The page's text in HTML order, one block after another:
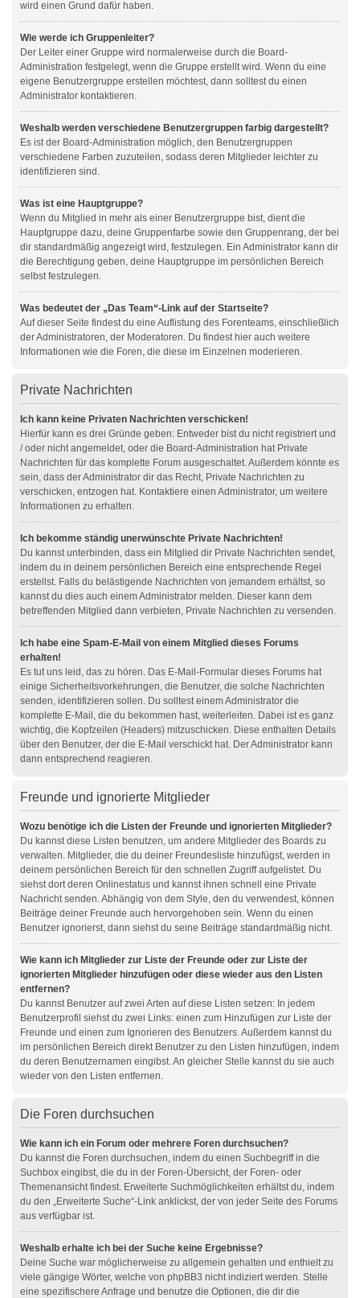
wird einen Grund dafür haben.
Wie werde ich Gruppenleiter?
Der Leiter einer Gruppe wird normalerweise durch die Board-
Administration festgelegt, wenn die Gruppe erstellt wird. Wenn du eine
eigene Benutzergruppe erstellen möchtest, dann solltest du einen
Administrator kontaktieren.
Weshalb werden verschiedene Benutzergruppen farbig dargestellt?
Es ist der Board-Administration möglich, den Benutzergruppen
verschiedene Farben zuzuteilen, sodass deren Mitglieder leichter zu
identifizieren sind.
Was ist eine Hauptgruppe?
Wenn du Mitglied in mehr als einer Benutzergruppe bist, dient die
Hauptgruppe dazu, deine Gruppenfarbe sowie den Gruppenrang, der bei
dir standardmäßig angezeigt wird, festzulegen. Ein Administrator kann dir
die Berechtigung geben, deine Hauptgruppe im persönlichen Bereich
selbst festzulegen.
Was bedeutet der „Das Team“-Link auf der Startseite?
Auf dieser Seite findest du eine Auflistung des Forenteams, einschließlich
der Administratoren, der Moderatoren. Du findest hier auch weitere
Informationen wie die Foren, die diese im Einzelnen moderieren.
Private Nachrichten
Ich kann keine Privaten Nachrichten verschicken!
Hierfür kann es drei Gründe geben: Entweder bist du nicht registriert und
/ oder nicht angemeldet, oder die Board-Administration hat Private
Nachrichten für das komplette Forum ausgeschaltet. Außerdem könnte es
sein, dass der Administrator dir das Recht, Private Nachrichten zu
verschicken, entzogen hat. Kontaktiere einen Administrator, um weitere
Informationen zu erhalten.
Ich bekomme ständig unerwünschte Private Nachrichten!
Du kannst unterbinden, dass ein Mitglied dir Private Nachrichten sendet,
indem du in deinem persönlichen Bereich eine entsprechende Regel
erstellst. Falls du belästigende Nachrichten von jemandem erhältst, so
kannst du dies auch einem Administrator melden. Dieser kann dem
betreffenden Mitglied dann verbieten, Private Nachrichten zu versenden.
Ich habe eine Spam-E-Mail von einem Mitglied dieses Forums
erhalten!
Es tut uns leid, das zu hören. Das E-Mail-Formular dieses Forums hat
einige Sicherheitsvorkehrungen, die Benutzer, die solche Nachrichten
senden, identifizieren sollen. Du solltest einem Administrator die
komplette E-Mail, die du bekommen hast, weiterleiten. Dabei ist es ganz
wichtig, die Kopfzeilen (Headers) mitzuschicken. Diese enthalten Details
über den Benutzer, der die E-Mail verschickt hat. Der Administrator kann
dann entsprechend reagieren.
Freunde und ignorierte Mitglieder
Wozu benötige ich die Listen der Freunde und ignorierten Mitglieder?
Du kannst diese Listen benutzen, um andere Mitglieder des Boards zu
verwalten. Mitglieder, die du deiner Freundesliste hinzufügst, werden in
deinem persönlichen Bereich für den schnellen Zugriff aufgelistet. Du
siehst dort deren Onlinestatus und kannst ihnen schnell eine Private
Nachricht senden. Abhängig von dem Style, den du verwendest, können
Beiträge deiner Freunde auch hervorgehoben sein. Wenn du einen
Benutzer ignorierst, dann siehst du seine Beiträge standardmäßig nicht.
Wie kann ich Mitglieder zur Liste der Freunde oder zur Liste der
ignorierten Mitglieder hinzufügen oder diese wieder aus den Listen
entfernen?
Du kannst Benutzer auf zwei Arten auf diese Listen setzen: In jedem
Benutzerprofil siehst du zwei Links: einen zum Hinzufügen zur Liste der
Freunde und einen zum Ignorieren des Benutzers. Außerdem kannst du
im persönlichen Bereich direkt Benutzer zu den Listen hinzufügen, indem
du deren Benutzernamen eingibst. An gleicher Stelle kannst du sie auch
wieder von den Listen entfernen.
Die Foren durchsuchen
Wie kann ich ein Forum oder mehrere Foren durchsuchen?
Du kannst die Foren durchsuchen, indem du einen Suchbegriff in die
Suchbox eingibst, die du in der Foren-Übersicht, der Foren- oder
Themenansicht findest. Erweiterte Suchmöglichkeiten erhältst du, indem
du den „Erweiterte Suche“-Link anklickst, der von jeder Seite des Forums
aus verfügbar ist.
Weshalb erhalte ich bei der Suche keine Ergebnisse?
Deine Suche war möglicherweise zu allgemein gehalten und enthielt zu
viele gängige Wörter, welche von phpBB3 nicht indiziert werden. Stelle
eine spezifischere Anfrage und benutze die Optionen, die dir die